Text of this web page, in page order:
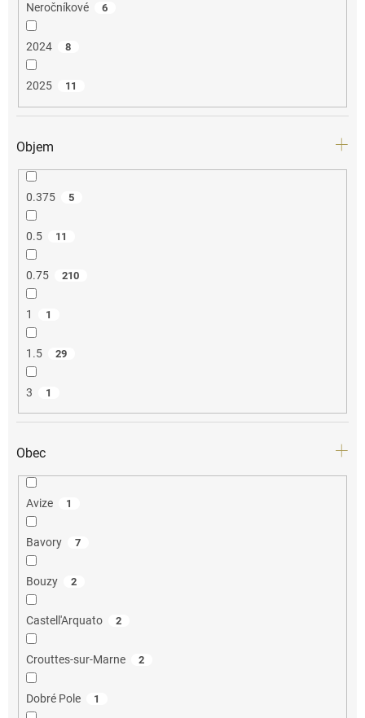
Neročníkové 6
2024 8
2025 11
Objem
0.375 5
0.5 11
0.75 210
1 1
1.5 29
3 1
Obec
Avize 1
Bavory 7
Bouzy 2
Castell'Arquato 2
Crouttes-sur-Marne 2
Dobré Pole 1